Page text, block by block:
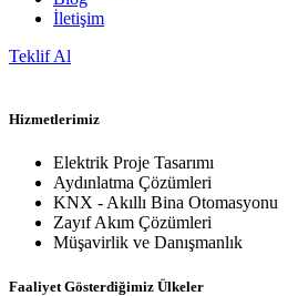
İletişim
Teklif Al
Hizmetlerimiz
Elektrik Proje Tasarımı
Aydınlatma Çözümleri
KNX - Akıllı Bina Otomasyonu
Zayıf Akım Çözümleri
Müşavirlik ve Danışmanlık
Faaliyet Gösterdiğimiz Ülkeler